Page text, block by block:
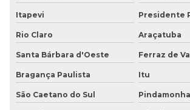
Piso Paviflex preço
Piso tátil
Piso tátil de alerta
Piso tátil alerta inox
Itapevi Presidente
Rio Claro Araçatuba
Santa Bárbara d'Oeste Ferraz de
Bragança Paulista Itu
São Caetano do Sul